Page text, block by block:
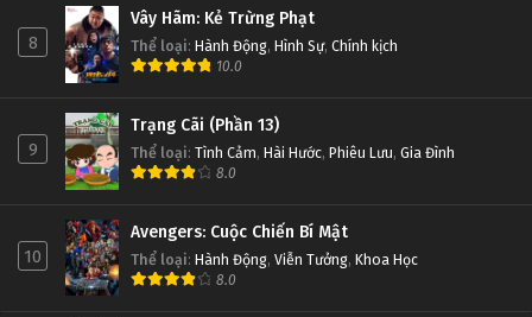
8
Vây Hãm: Kẻ Trừng Phạt
Thể loại: Hành Động, Hình Sự, Chính kịch
10.0
9
Trạng Cãi (Phần 13)
Thể loại: Tình Cảm, Hài Hước, Phiêu Lưu, Gia Đình
8.0
10
Avengers: Cuộc Chiến Bí Mật
Thể loại: Hành Động, Viễn Tưởng, Khoa Học
8.0